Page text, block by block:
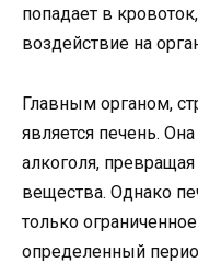
попадает в
воздействие на
Главным органом,
является печень.
алкоголя,
вещества. Однако
только
определенный